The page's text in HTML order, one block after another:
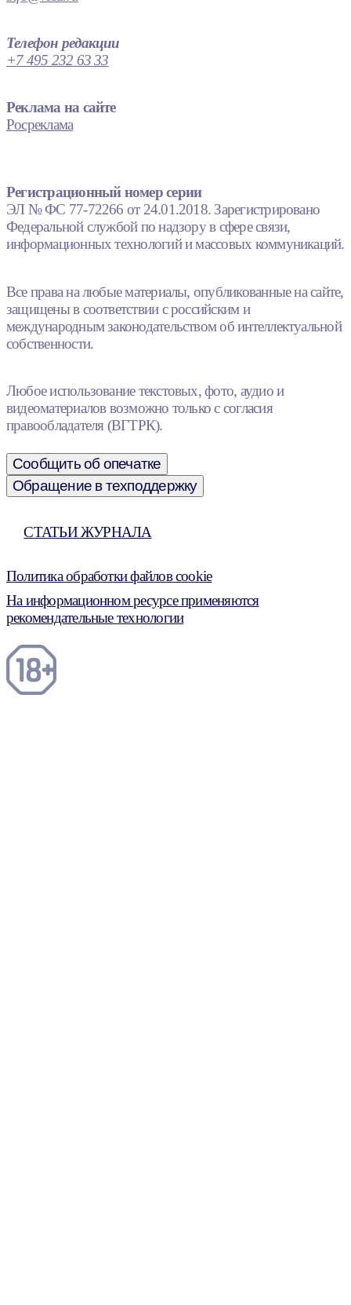
Телефон редакции
+7 495 232 63 33
Реклама на сайте
Росреклама
Регистрационный номер серии
ЭЛ № ФС 77-72266 от 24.01.2018. Зарегистрировано
Федеральной службой по надзору в сфере связи,
информационных технологий и массовых коммуникаций.
Все права на любые материалы, опубликованные на сайте,
защищены в соответствии с российским и
международным законодательством об интеллектуальной
собственности.
Любое использование текстовых, фото, аудио и
видеоматериалов возможно только с согласия
правообладателя (ВГТРК).
Сообщить об опечатке
Обращение в техподдержку
СТАТЬИ ЖУРНАЛА
Политика обработки файлов cookie
На информационном ресурсе применяются
рекомендательные технологии